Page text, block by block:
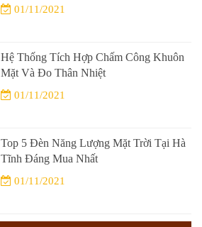
01/11/2021
Hệ Thống Tích Hợp Chấm Công Khuôn
Mặt Và Đo Thân Nhiệt
01/11/2021
Top 5 Đèn Năng Lượng Mặt Trời Tại Hà
Tĩnh Đáng Mua Nhất
01/11/2021